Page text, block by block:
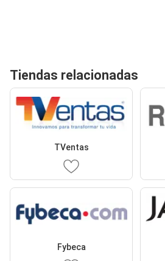
Tiendas relacionadas
TVentas
Fybeca